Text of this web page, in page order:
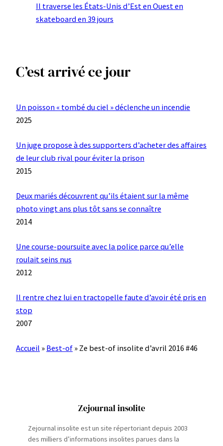
Il traverse les États-Unis d’Est en Ouest en
skateboard en 39 jours
C’est arrivé ce jour
Un poisson « tombé du ciel » déclenche un incendie
2025
Un juge propose à des supporters d’acheter des affaires
de leur club rival pour éviter la prison
2015
Deux mariés découvrent qu’ils étaient sur la même
photo vingt ans plus tôt sans se connaître
2014
Une course-poursuite avec la police parce qu’elle
roulait seins nus
2012
Il rentre chez lui en tractopelle faute d’avoir été pris en
stop
2007
Accueil » Best-of » Ze best-of insolite d’avril 2016 #46
Zejournal insolite
Zejournal insolite est un site répertoriant depuis 2003
des milliers d’informations insolites parues dans la